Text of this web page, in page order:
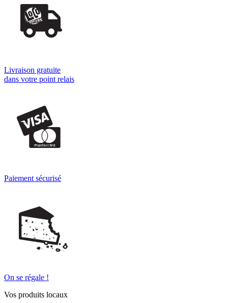
Livraison gratuite
dans votre point relais
Paiement sécurisé
On se régale !
Vos produits locaux